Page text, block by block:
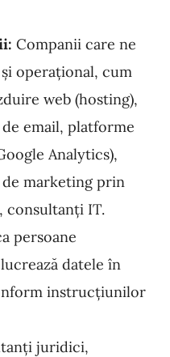
Companii care ne
operațional, cum
web (hosting),
email, platforme
Analytics),
marketing prin
consultanți IT.
persoane
datele în
instrucțiunilor
juridici,